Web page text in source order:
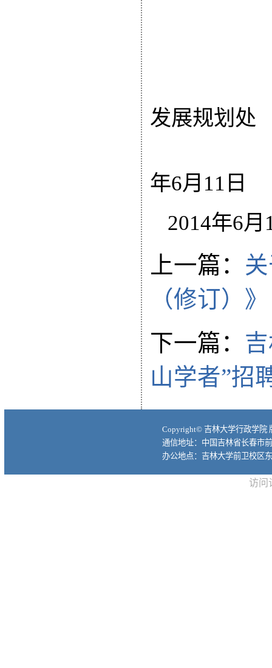
发展规划处
年6月11日
2014年6月
上一篇：
（修订）
下一篇：
山学者”招
Copyright© 吉林大学行政学院
通信地址：中国吉林省长春市
办公地点：吉林大学前卫校区
访问